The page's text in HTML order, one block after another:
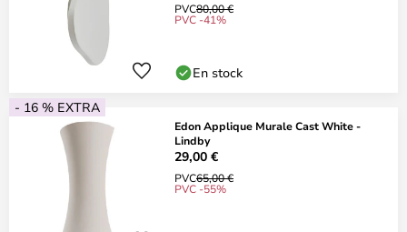
PVC80,00 €
PVC -41%
En stock
- 16 % EXTRA
Edon Applique Murale Cast White -
Lindby
29,00 €
PVC65,00 €
PVC -55%